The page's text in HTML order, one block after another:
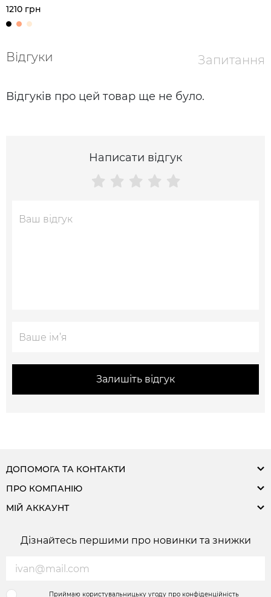
1210 грн
Відгуки Запитання
Відгуків про цей товар ще не було.
Написати відгук
Залишіть відгук
ДОПОМОГА ТА КОНТАКТИ
ПРО КОМПАНІЮ
МІЙ АККАУНТ
Дізнайтесь першими про новинки та знижки
Приймаю користувальницьку угоду про конфіденційність